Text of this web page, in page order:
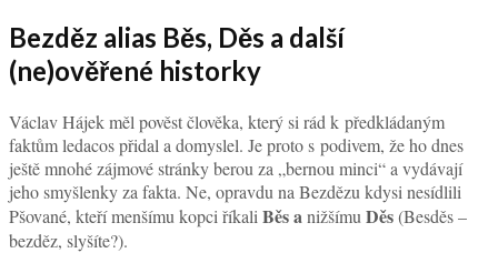
Bezděz alias Běs, Děs a další
(ne)ověřené historky
Václav Hájek měl pověst člověka, který si rád k předkládaným
faktům ledacos přidal a domyslel. Je proto s podivem, že ho dnes
ještě mnohé zájmové stránky berou za „bernou minci“ a vydávají
jeho smyšlenky za fakta. Ne, opravdu na Bezdězu kdysi nesídlili
Pšované, kteří menšímu kopci říkali Běs anižšímu Děs(Besděs –
bezděz, slyšíte?).